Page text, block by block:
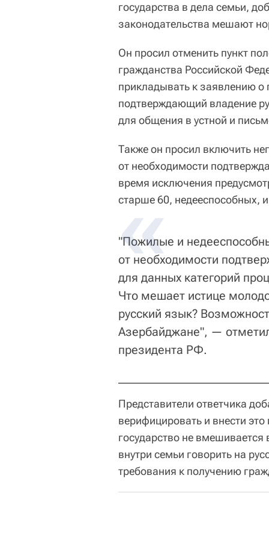
государства в дела семьи,
законодательства мешают
Он просил отменить пункт
гражданства Российской
прикладывать к заявлению
подтверждающий владение
для общения в устной и
Также он просил включить
от необходимости
время исключения
старше 60, недееспособных,
"Пожилые и
от необходимости
для данных категорий
Что мешает истице
русский язык?
Азербайджане", —
президента РФ.
Представители ответчика
верифицировать и внести
государство не
внутри семьи говорить на
требования к получению